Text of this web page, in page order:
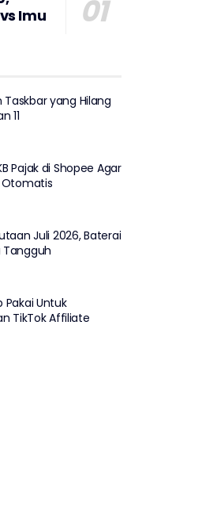
Imu
yang Hilang
11
Pajak di Shopee Agar
Otomatis
Juli 2026, Baterai
Pakai Untuk
TikTok Affiliate